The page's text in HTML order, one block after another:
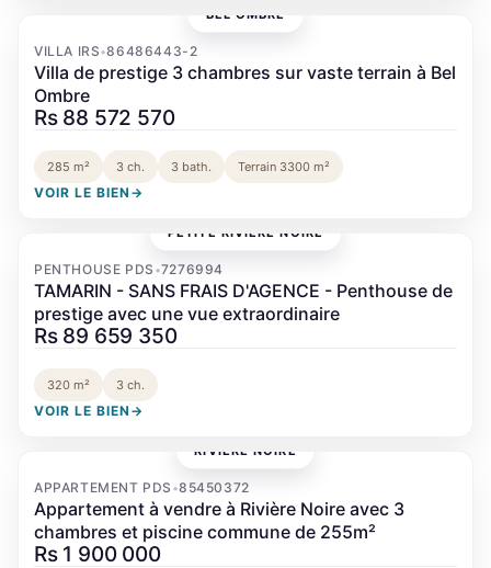
BEL OMBRE
VILLA IRS•86486443-2
Villa de prestige 3 chambres sur vaste terrain à Bel
Ombre
Rs 88 572 570
285 m² 3 ch. 3 bath. Terrain 3300 m²
VOIR LE BIEN →
PETITE RIVIÈRE NOIRE
PENTHOUSE PDS •7276994
TAMARIN - SANS FRAIS D'AGENCE - Penthouse de
prestige avec une vue extraordinaire
Rs 89 659 350
320 m² 3 ch.
VOIR LE BIEN →
RIVIÈRE NOIRE
APPARTEMENT PDS •85450372
Appartement à vendre à Rivière Noire avec 3
chambres et piscine commune de 255m²
Rs 1 900 000